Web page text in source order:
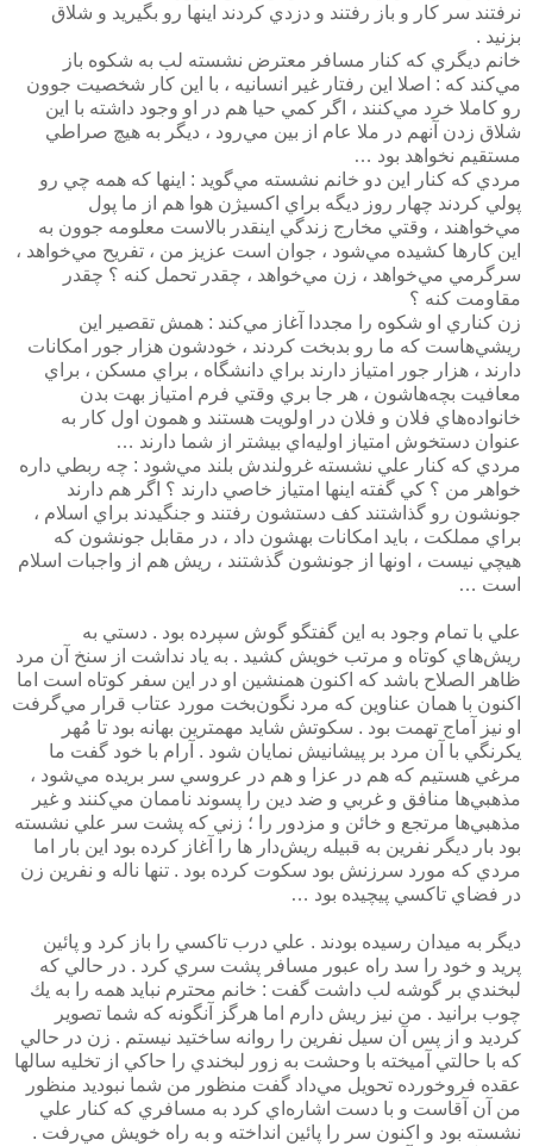
نرفتند سر كار و باز رفتند و دزدي كردند اينها رو بگيريد و شلاق
بزنيد .
خانم ديگري كه كنار مسافر معترض نشسته لب به شكوه باز
مي‌كند كه : اصلا اين رفتار غير انسانيه ، با اين كار شخصيت جوون
رو كاملا خرد مي‌كنند ، اگر كمي حيا هم در او وجود داشته با اين
شلاق زدن آنهم در ملا عام از بين مي‌رود ، ديگر به هيچ صراطي
مستقيم نخواهد بود …
مردي كه كنار اين دو خانم نشسته مي‌گويد : اينها كه همه چي رو
پولي كردند چهار روز ديگه براي اكسيژن هوا هم از ما پول
مي‌خواهند ، وقتي مخارج زندگي اينقدر بالاست معلومه جوون به
اين كارها كشيده مي‌شود ، جوان است عزيز من ، تفريح مي‌خواهد ،
سرگرمي مي‌خواهد ، زن مي‌خواهد ، چقدر تحمل كنه ؟ چقدر
مقاومت كنه ؟
زن كناري او شكوه را مجددا آغاز مي‌كند : همش تقصير اين
ريشي‌هاست كه ما رو بدبخت كردند ، ‌خودشون هزار جور امكانات
دارند ، هزار جور امتياز دارند براي دانشگاه ، براي مسكن ، براي
معافيت بچه‌هاشون ، هر جا بري وقتي فرم امتياز بهت بدن
خانواده‌هاي فلان و فلان در اولويت هستند و همون اول كار به
عنوان دستخوش امتياز اوليه‌اي بيشتر از شما دارند …
مردي كه كنار علي نشسته غرولندش بلند مي‌شود : چه ربطي داره
خواهر من ؟ كي گفته اينها امتياز خاصي دارند ؟ اگر هم دارند
جونشون رو گذاشتند كف دستشون رفتند و جنگيدند براي اسلام ،
براي مملكت ،‌ بايد امكانات بهشون داد ، در مقابل جونشون كه
هيچي نيست ،‌ اونها از جونشون گذشتند ، ريش هم از واجبات اسلام
است …
علي با تمام وجود به اين گفتگو گوش سپرده بود . دستي به
ريش‌هاي كوتاه و مرتب خويش كشيد . به ياد نداشت از سنخ آن مرد
ظاهر الصلاح باشد كه اكنون همنشين او در اين سفر كوتاه است اما
اكنون با همان عناوين كه مرد نگون‌بخت مورد عتاب قرار مي‌گرفت
او نيز آماج تهمت بود . سكوتش شايد مهمترين بهانه بود تا مُهر
يكرنگي با آن مرد بر پيشانيش نمايان شود . آرام با خود گفت ما
مرغي هستيم كه هم در عزا و هم در عروسي سر بريده مي‌شود ،
مذهبي‌ها منافق و غربي و ضد دين را پسوند ناممان مي‌كنند و غير
مذهبي‌ها مرتجع و خائن و مزدور را ؛ زني كه پشت سر علي نشسته
بود بار ديگر نفرين به قبيله ريش‌دار ها را آغاز كرده بود اين بار اما
مردي كه مورد سرزنش بود سكوت كرده بود . تنها ناله و نفرين زن
در فضاي تاكسي پيچيده بود …
ديگر به ميدان رسيده بودند . علي درب تاكسي را باز كرد و پائين
پريد و خود را سد راه عبور مسافر پشت سري كرد . در حالي كه
لبخندي بر گوشه لب داشت گفت : خانم محترم نبايد همه را به يك
چوب برانيد . من نيز ريش دارم اما هرگز آنگونه كه شما تصوير
كرديد و از پس آن سيل نفرين را روانه ساختيد نيستم . زن در حالي
كه با حالتي آميخته با وحشت به زور لبخندي را حاكي از تخليه سالها
عقده فروخورده تحويل مي‌داد گفت منظور من شما نبوديد منظور
من آن آقاست و با دست اشاره‌اي كرد به مسافري كه كنار علي
نشسته بود و اكنون سر را پائين انداخته و به راه خويش مي‌رفت .